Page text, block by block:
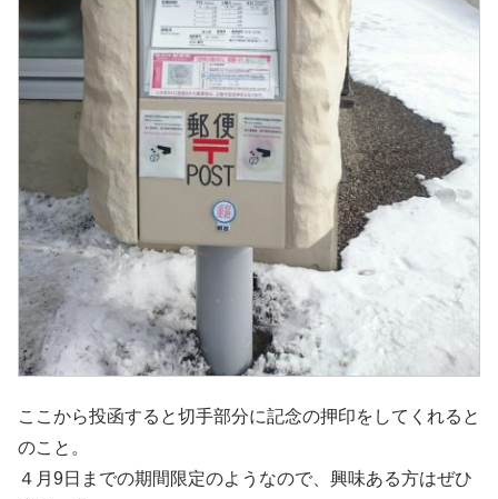
ここから投函すると切手部分に記念の押印をしてくれると
のこと。
４月9日までの期間限定のようなので、興味ある方はぜひ